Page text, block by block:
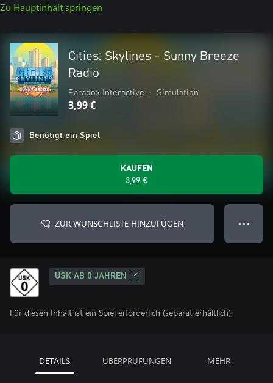
Zu Hauptinhalt springen
Cities: Skylines - Sunny Breeze
Radio
Paradox Interactive • Simulation
3,99 €
Benötigt ein Spiel
KAUFEN
3,99 €
ZUR WUNSCHLISTE HINZUFÜGEN ● ● ●
USK AB 0 JAHREN
Für diesen Inhalt ist ein Spiel erforderlich (separat erhältlich).
DETAILS ÜBERPRÜFUNGEN MEHR